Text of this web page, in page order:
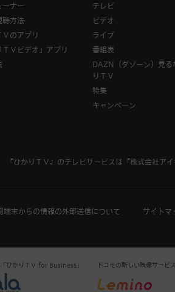
ーナー
聴方法
のアプリ
ＴＶビデオ」アプリ
テレビ
ビデオ
ライブ
番組表
DAZN（ダゾーン）見る
りＴＶ
特集
キャンペーン
『ひかりＴＶ』のテレビサービスは 『株式会社ア
端末からの情報の外部送信について サイトマ
ひかりＴＶ for Business」 ドコモの新しい映像サービス